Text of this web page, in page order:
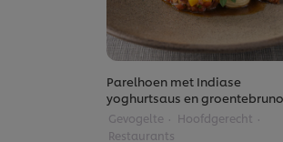
Parelhoen met Indiase
yoghurtsaus en
Gevogelte
Hoofdgerecht
Restaurants